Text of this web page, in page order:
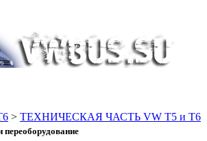
> ТЕХНИЧЕСКАЯ ЧАСТЬ VW T5 и T6
переоборудование